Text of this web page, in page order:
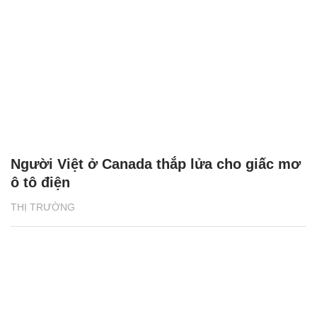
THỊ TRƯỜNG
Người Việt ở Canada thắp lửa cho giấc mơ
ô tô điện